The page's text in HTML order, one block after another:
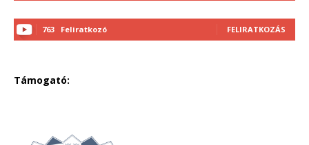
763 Feliratkozó FELIRATKOZÁS
Támogató: